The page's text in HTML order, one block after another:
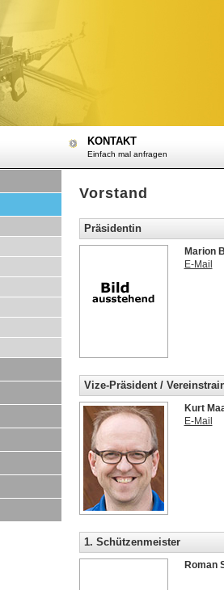
KONTAKT
Einfach mal anfragen
Vorstand
Präsidentin
Marion
E-Mail
Vize-Präsident /
Kurt
E-Mail
1. Schützenmeister
Roman